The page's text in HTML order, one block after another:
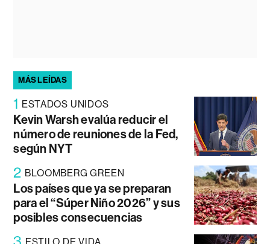
MÁS LEÍDAS
1 ESTADOS UNIDOS
Kevin Warsh evalúa reducir el
número de reuniones de la Fed,
según NYT
2 BLOOMBERG GREEN
Los países que ya se preparan
para el “Súper Niño 2026” y sus
posibles consecuencias